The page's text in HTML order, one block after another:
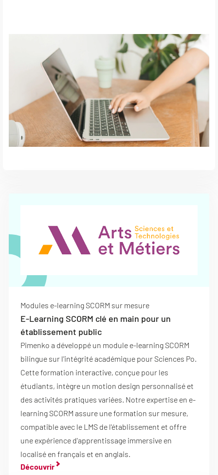
Modules e-learning SCORM sur mesure
E-Learning SCORM clé en main pour un
établissement public
Pimenko a développé un module e-learning SCORM
bilingue sur l'intégrité académique pour Sciences Po.
Cette formation interactive, conçue pour les
étudiants, intègre un motion design personnalisé et
des activités pratiques variées. Notre expertise en e-
learning SCORM assure une formation sur mesure,
compatible avec le LMS de l'établissement et offre
une expérience d'apprentissage immersive en
localisé en français et en anglais.
Découvrir